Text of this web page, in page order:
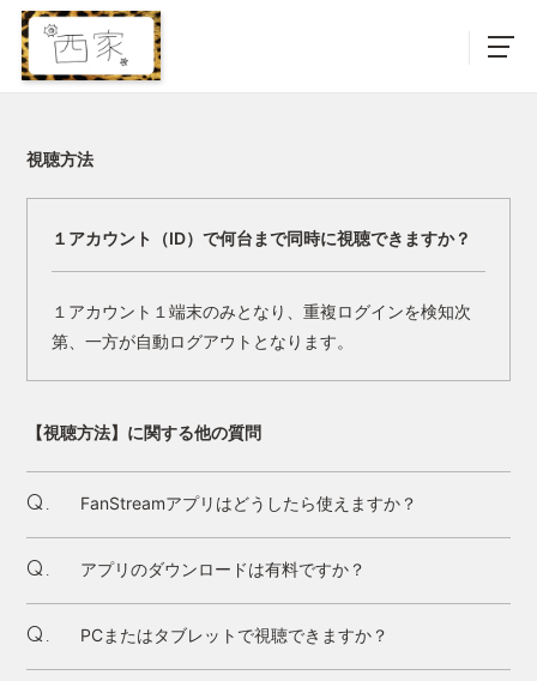
視聴方法
１アカウント（ID）で何台まで同時に視聴できますか？
１アカウント１端末のみとなり、重複ログインを検知次
第、一方が自動ログアウトとなります。
【視聴方法】に関する他の質問
Q. FanStreamアプリはどうしたら使えますか？
Q. アプリのダウンロードは有料ですか？
Q. PCまたはタブレットで視聴できますか？